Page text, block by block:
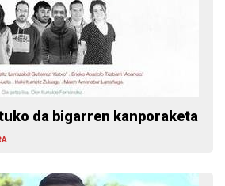
da bigarren kanporaketa